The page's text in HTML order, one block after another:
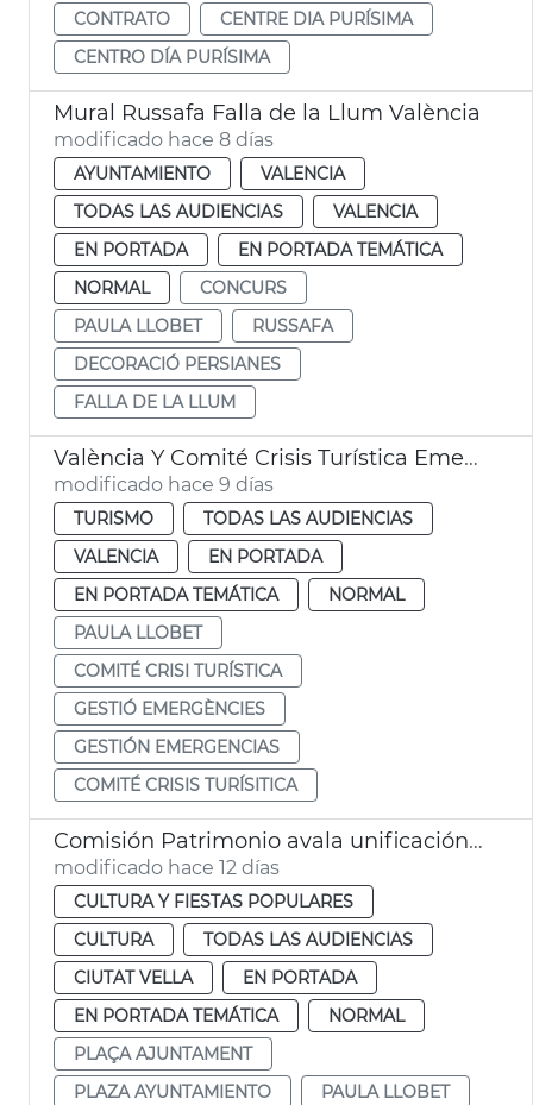
CONTRATO
CENTRE DIA PURÍSIMA
CENTRO DÍA PURÍSIMA
Mural Russafa Falla de la Llum València
modificado hace 8 días
AYUNTAMIENTO
VALENCIA
TODAS LAS AUDIENCIAS
VALENCIA
EN PORTADA
EN PORTADA TEMÁTICA
NORMAL
CONCURS
PAULA LLOBET
RUSSAFA
DECORACIÓ PERSIANES
FALLA DE LA LLUM
València Y Comité Crisis Turística Emergencias
modificado hace 9 días
TURISMO
TODAS LAS AUDIENCIAS
VALENCIA
EN PORTADA
EN PORTADA TEMÁTICA
NORMAL
PAULA LLOBET
COMITÉ CRISI TURÍSTICA
GESTIÓ EMERGÈNCIES
GESTIÓN EMERGENCIAS
COMITÉ CRISIS TURÍSITICA
Comisión Patrimonio avala unificación estética terrazas plaza Ayuntamiento València
modificado hace 12 días
CULTURA Y FIESTAS POPULARES
CULTURA
TODAS LAS AUDIENCIAS
CIUTAT VELLA
EN PORTADA
EN PORTADA TEMÁTICA
NORMAL
PLAÇA AJUNTAMENT
PLAZA AYUNTAMIENTO
PAULA LLOBET